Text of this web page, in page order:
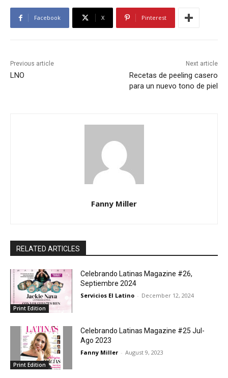
Facebook X Pinterest
Previous article
LNO
Next article
Recetas de peeling casero
para un nuevo tono de piel
Fanny Miller
RELATED ARTICLES
Print Edition
Celebrando Latinas Magazine #26,
Septiembre 2024
Servicios El Latino - December 12, 2024
Print Edition
Celebrando Latinas Magazine #25 Jul-
Ago 2023
Fanny Miller - August 9, 2023